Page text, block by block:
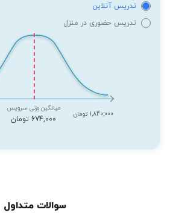
تدریس آنلاین
تدریس حضوری در منزل
1,840,000 تومان
میانگین وزنی سرویس
674,000 تومان
سوالات متداول